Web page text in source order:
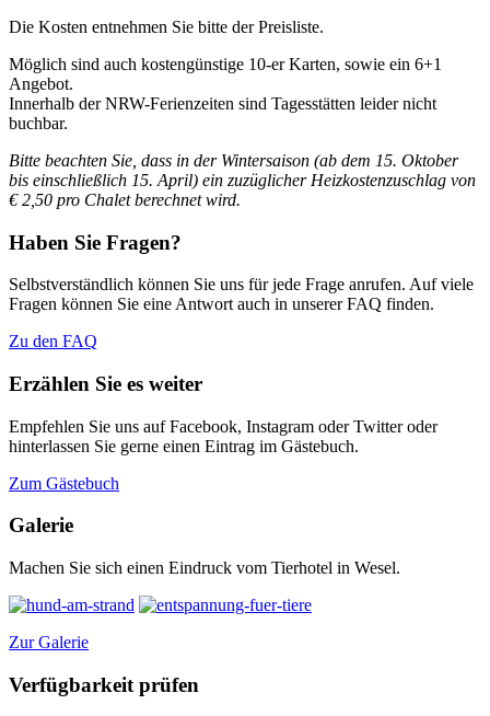
Die Kosten entnehmen Sie bitte der Preisliste.
Möglich sind auch kostengünstige 10-er Karten, sowie ein 6+1
Angebot.
Innerhalb der NRW-Ferienzeiten sind Tagesstätten leider nicht
buchbar.
Bitte beachten Sie, dass in der Wintersaison (ab dem 15. Oktober
bis einschließlich 15. April) ein zuzüglicher Heizkostenzuschlag von
€ 2,50 pro Chalet berechnet wird.
Haben Sie Fragen?
Selbstverständlich können Sie uns für jede Frage anrufen. Auf viele
Fragen können Sie eine Antwort auch in unserer FAQ finden.
Zu den FAQ
Erzählen Sie es weiter
Empfehlen Sie uns auf Facebook, Instagram oder Twitter oder
hinterlassen Sie gerne einen Eintrag im Gästebuch.
Zum Gästebuch
Galerie
Machen Sie sich einen Eindruck vom Tierhotel in Wesel.
Zur Galerie
Verfügbarkeit prüfen